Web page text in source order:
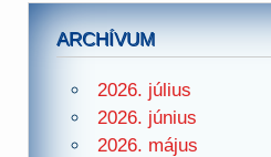
ARCHÍVUM
2026. július
2026. június
2026. május